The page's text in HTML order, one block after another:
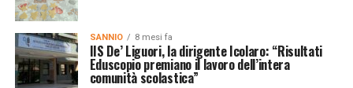
SANNIO 8 mesi fa
IIS De’ Liguori, la dirigente Icolaro: “Risultati
Eduscopio premiano il lavoro dell’intera
comunità scolastica”